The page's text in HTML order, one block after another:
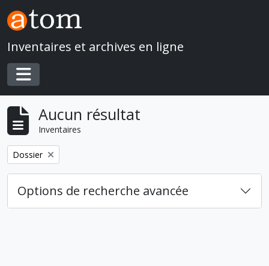
Skip to main content
Inventaires et archives en ligne
Toggle navigation
Aucun résultat
Inventaires
Remove filter:
Dossier
Options de recherche avancée